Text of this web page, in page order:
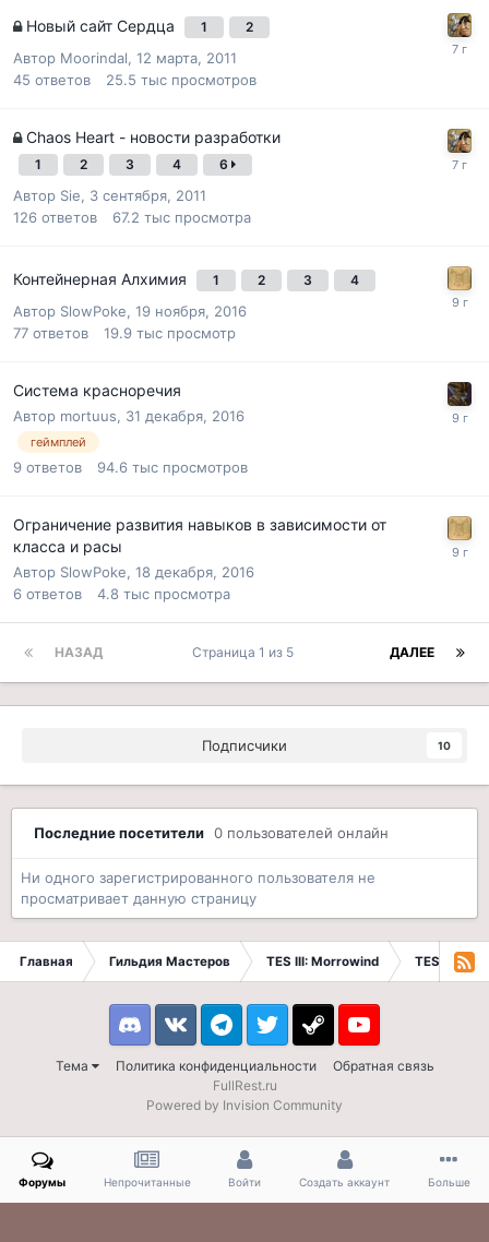
Новый сайт Сердца 1 2
Автор Moorindal, 12 марта, 2011
45 ответов 25.5 тыс просмотров
Chaos Heart - новости разработки
1 2 3 4 6
Автор Sie, 3 сентября, 2011
126 ответов 67.2 тыс просмотра
Контейнерная Алхимия 1 2 3 4
Автор SlowPoke, 19 ноября, 2016
77 ответов 19.9 тыс просмотр
Система красноречия
Автор mortuus, 31 декабря, 2016
геймплей
9 ответов 94.6 тыс просмотров
Ограничение развития навыков в зависимости от
класса и расы
Автор SlowPoke, 18 декабря, 2016
6 ответов 4.8 тыс просмотра
НАЗАД ДАЛЕЕ
Страница 1 из 5
Подписчики 10
Последние посетители 0 пользователей онлайн
Ни одного зарегистрированного пользователя не
просматривает данную страницу
Главная Гильдия Мастеров TES III: Morrowind TES III:
Тема Политика конфиденциальности Обратная связь
DiscordVK TelegramTwitter Steam Youtube
FullRest.ru
Powered by Invision Community
Форумы Непрочитанные Войти Создать аккаунт Больше